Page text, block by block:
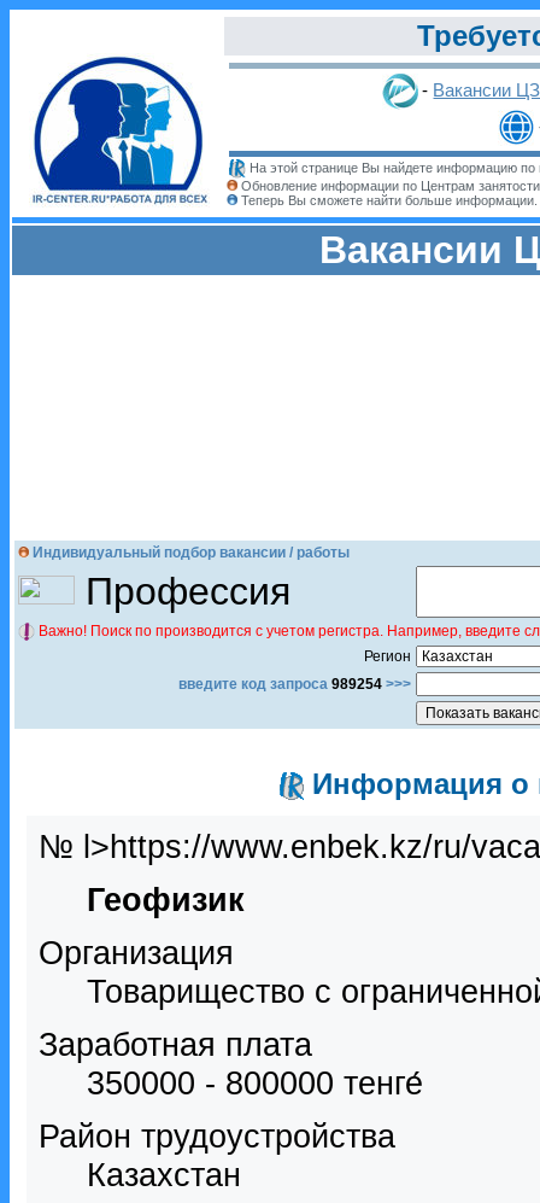
- Вакансии
На этой странице Вы найдете информацию по
Обновление информации по Центрам
Теперь Вы сможете найти больше информации.
Вакансии
Индивидуальный подбор вакансии / работы
Профессия
Важно! Поиск по производится с учетом регистра. Например,
Регион
введите код запроса 989254 >>>
Информация о
№ l>https://www.enbek.kz/ru/
Геофизик
Организация
Товарищество с
Заработная плата
350000 - 800000 тенге́
Район трудоустройства
Казахстан